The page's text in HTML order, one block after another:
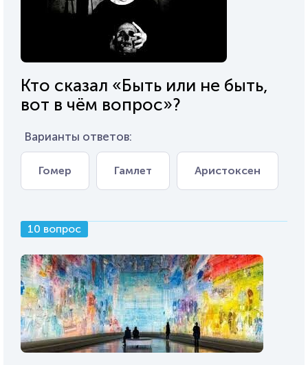
Кто сказал «Быть или не быть,
вот в чём вопрос»?
Варианты ответов:
Гомер Гамлет Аристоксен
10 вопрос